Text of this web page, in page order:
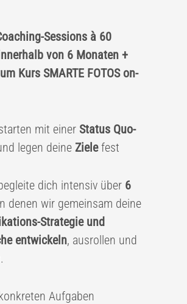
Sessions à 60
von 6 Monaten +
Kurs SMARTE FOTOS on-
mit einer Status Quo-
legen deine Zielefest
dich intensiv über 6
denen wir gemeinsam deine
Strategie und
entwickeln, ausrollen und
Aufgaben